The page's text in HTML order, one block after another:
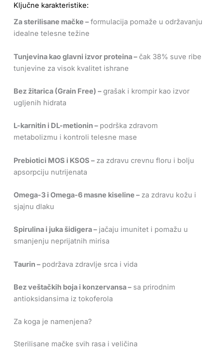
Ključne karakteristike:
Za sterilisane mačke –formulacija pomaže u održavanju
idealne telesne težine
Tunjevina kao glavni izvor proteina –čak 38% suve ribe
tunjevine za visok kvalitet ishrane
Bez žitarica (Grain Free) –grašak i krompir kao izvor
ugljenih hidrata
L-karnitin i DL-metionin –podrška zdravom
metabolizmu i kontroli telesne mase
Prebiotici MOS i KSOS –za zdravu crevnu floru i bolju
apsorpciju nutrijenata
Omega-3 i Omega-6 masne kiseline –za zdravu kožu i
sjajnu dlaku
Spirulina i juka šidigera –jačaju imunitet i pomažu u
smanjenju neprijatnih mirisa
Taurin –podržava zdravlje srca i vida
Bez veštačkih boja i konzervansa –sa prirodnim
antioksidansima iz tokoferola
Za koga je namenjena?
Sterilisane mačke svih rasa i veličina